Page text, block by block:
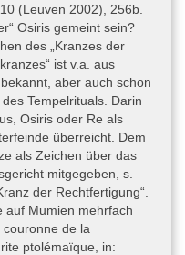
14, 1975, 243–253.
de Turin, in: Bulletin de la
9–27.
Siehier .
nicht aktiv).
(Leuven 2002), 256b.
Osiris gemeint sein?
des „Kranzes der
ist v.a. aus
aber auch schon
Tempelrituals. Darin
Osiris oder Re als
überreicht. Dem
als Zeichen über das
mitgegeben, s.
der Rechtfertigung“.
auf Mumien mehrfach
couronne de la
rite ptolémaïque, in: